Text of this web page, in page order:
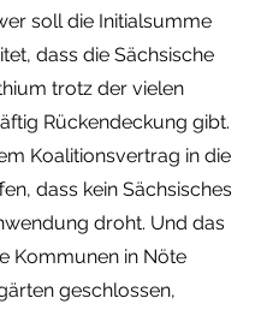
soll die Initialsumme
dass die Sächsische
trotz der vielen
Rückendeckung gibt.
Koalitionsvertrag in die
dass kein Sächsisches
droht. Und das
Kommunen in Nöte
geschlossen,